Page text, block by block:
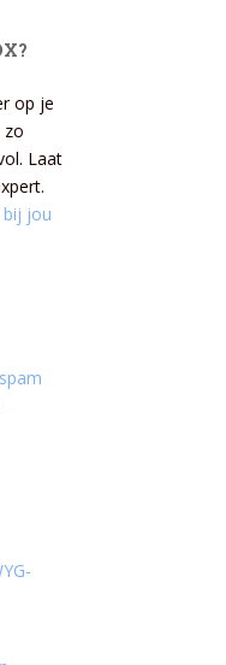
op je
zo
Laat
bij jou